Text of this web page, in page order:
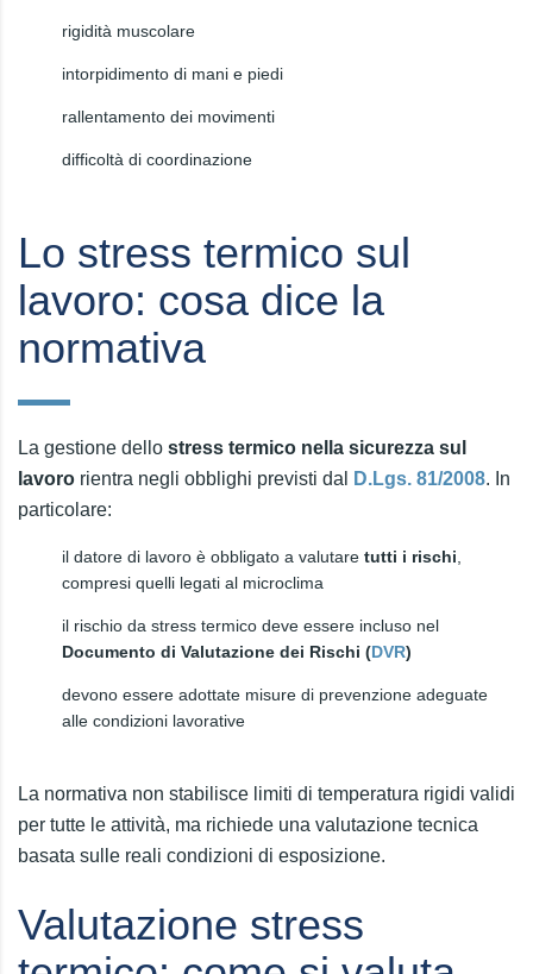
rigidità muscolare
intorpidimento di mani e piedi
rallentamento dei movimenti
difficoltà di coordinazione
Lo stress termico sul
lavoro: cosa dice la
normativa
La gestione dello stress termico nella sicurezza sul
lavoro rientra negli obblighi previsti dal D.Lgs. 81/2008. In
particolare:
il datore di lavoro è obbligato a valutare tutti i rischi
compresi quelli legati al microclima
il rischio da stress termico deve essere incluso nel
Documento di Valutazione dei Rischi (DVR)
devono essere adottate misure di prevenzione adeguate
alle condizioni lavorative
La normativa non stabilisce limiti di temperatura rigidi validi
per tutte le attività, ma richiede una valutazione tecnica
basata sulle reali condizioni di esposizione.
Valutazione stress